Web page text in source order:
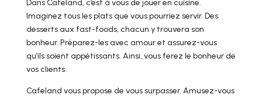
Dans Cafeland, c’est à vous de jouer en cuisine.
Imaginez tous les plats que vous pourriez servir. Des
desserts aux fast-foods, chacun y trouvera son
bonheur. Préparez-les avec amour et assurez-vous
qu’ils soient appétissants. Ainsi, vous ferez le bonheur de
vos clients.
Cafeland vous propose de vous surpasser. Amusez-vous